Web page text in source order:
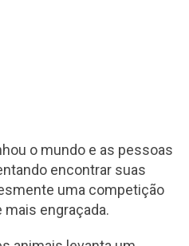
o mundo e as pessoas
encontrar suas
uma competição
mais engraçada.